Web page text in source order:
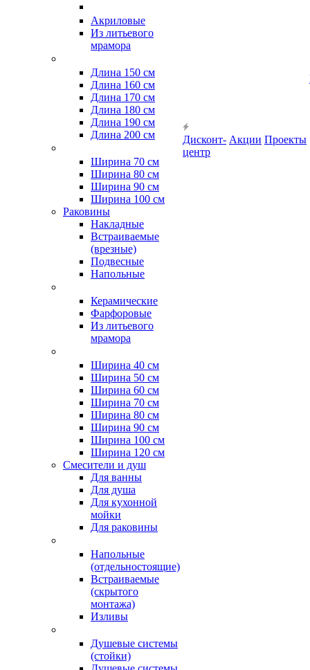
Акриловые
Из литьевого
мрамора
Длина 150 см
Длина 160 см
Длина 170 см
Длина 180 см
Длина 190 см
Длина 200 см
Ширина 70 см
Ширина 80 см
Ширина 90 см
Ширина 100 см
Раковины
Накладные
Встраиваемые
(врезные)
Подвесные
Напольные
Керамические
Фарфоровые
Из литьевого
мрамора
Ширина 40 см
Ширина 50 см
Ширина 60 см
Ширина 70 см
Ширина 80 см
Ширина 90 см
Ширина 100 см
Ширина 120 см
Смесители и душ
Для ванны
Для душа
Для кухонной
мойки
Для раковины
Напольные
(отдельностоящие)
Встраиваемые
(скрытого
монтажа)
Изливы
Душевые системы
(стойки)
Дисконт-
центр
Акции Проекты